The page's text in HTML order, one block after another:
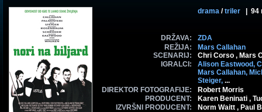
drama /triler | 94
DRŽAVA:
ZDA
REŽIJA:
Mars Callahan
SCENARIJ:
Chri Corso , Mars
IGRALCI:
Alison Eastwood,
Mars Callahan,
Steiger, ...
DIREKTOR FOTOGRAFIJE:
Robert Morris
PRODUCENT:
Karen Beninati ,
IZVRŠNI PRODUCENT:
Norm Waitt , Paul